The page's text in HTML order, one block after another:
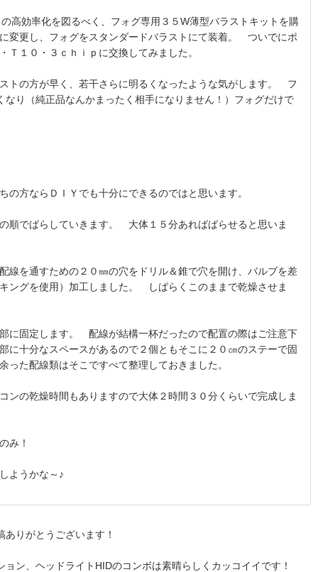
効率化を図るべく、フォグ専用３５W薄型バラストキットを購
変更し、フォグをスタンダードバラストにて装着。 ついでにポ
Ｔ１０・３ｃｈｉｐに交換してみました。
の方が早く、若干さらに明るくなったような気がします。 フ
り（純正品なんかまったく相手になりません！）フォグだけで
方ならＤＩＹでも十分にできるのではと思います。
でばらしていきます。 大体１５分あればばらせると思いま
を通すための２０㎜の穴をドリル＆錐で穴を開け、バルブを差
ングを使用）加工しました。 しばらくこのままで乾燥させま
固定します。 配線が結構一杯だったので配置の際はご注意下
十分なスペースがあるので２個ともそこに２０㎝のステーで固
た配線類はそこですべて整理しておきました。
の乾燥時間もありますので大体２時間３０分くらいで完成しま
み！
ようかな～♪
ありがとうございます！
ョン、ヘッドライトHIDのコンボは素晴らしくカッコイイです！